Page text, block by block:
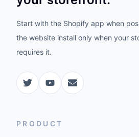
Start with the Shopify app when
the website install only when your
requires it.
PRODUCT